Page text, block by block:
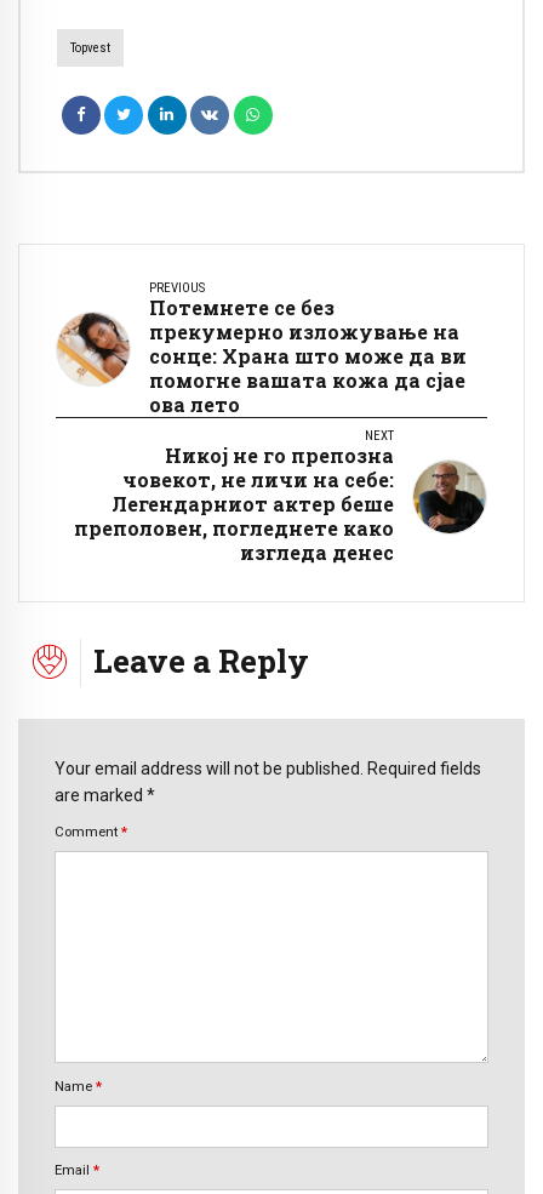
Topvest
PREVIOUS
Потемнете се без
прекумерно изложување на
сонце: Храна што може да ви
помогне вашата кожа да сјае
ова лето
NEXT
Никој не го препозна
човекот, не личи на себе:
Легендарниот актер беше
преполовен, погледнете како
изгледа денес
Leave a Reply
Your email address will not be published. Required fields
are marked *
Comment *
Name *
Email *